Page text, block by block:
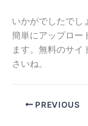
いかがでしたでし
簡単にアップロー
ます。無料のサイ
さいね。
PREVIOUS